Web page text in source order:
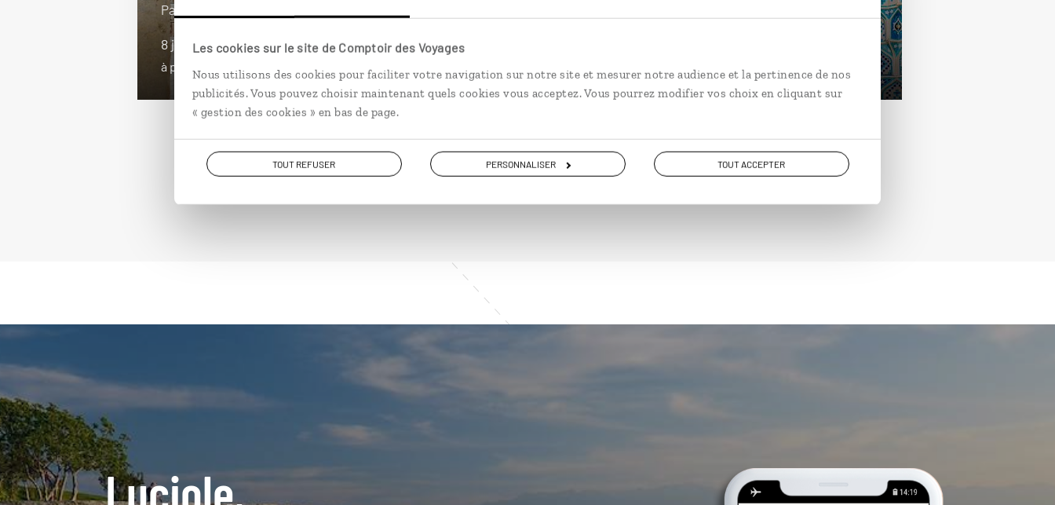
Les cookies sur le site de Comptoir des Voyages
Nous utilisons des cookies pour faciliter votre navigation sur notre site et mesurer notre audience et la pertinence de nos
publicités. Vous pouvez choisir maintenant quels cookies vous acceptez. Vous pourrez modifier vos choix en cliquant sur
« gestion des cookies » en bas de page.
TOUT REFUSER PERSONNALISER TOUT ACCEPTER
Pamukkale et Dalyan.
8 jours / 7 nuits
à partir de 1750€
5 jours / 4 nuits
à partir de 1080€ à partir de 2600€
VOIR NOS 6 IDÉES DE VOYAGE EN TURQUIE
Luciole,